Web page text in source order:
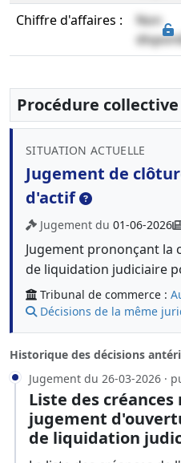
Chiffre d'affaires :
Non
Procédure
SITUATION ACTUELLE
Jugement de
d'actif
Jugement du 01-06-2026
Jugement prononçant la
de liquidation judiciaire
Tribunal de commerce :
Décisions de la même
Historique des décisions
Jugement du 26-03-2026 ·
Liste des créances
jugement
de liquidation